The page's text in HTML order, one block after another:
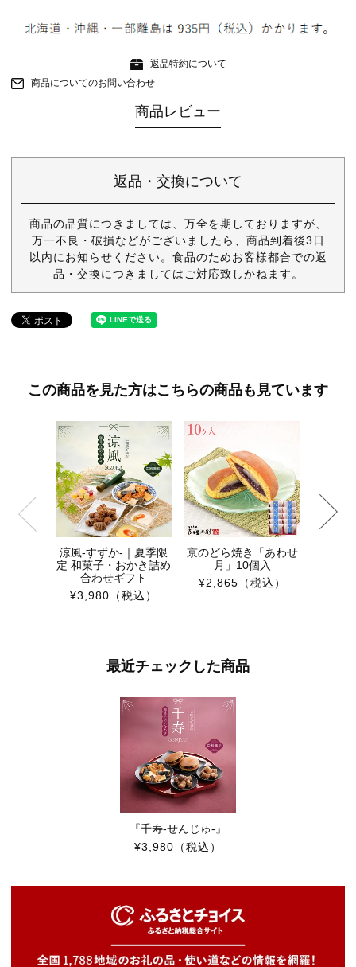
返品特約について
商品についてのお問い合わせ
商品レビュー
返品・交換について
商品の品質につきましては、万全を期しておりますが、
万一不良・破損などがございましたら、商品到着後3日
以内にお知らせください。食品のためお客様都合での返
品・交換につきましてはご対応致しかねます。
この商品を見た方はこちらの商品も見ています
涼風-すずか-｜夏季限
定 和菓子・おかき詰め
合わせギフト
¥3,980 （税込）
京のどら焼き「あわせ
月」10個入
¥2,865 （税込）
最近チェックした商品
『千寿-せんじゅ-』
¥3,980 （税込）